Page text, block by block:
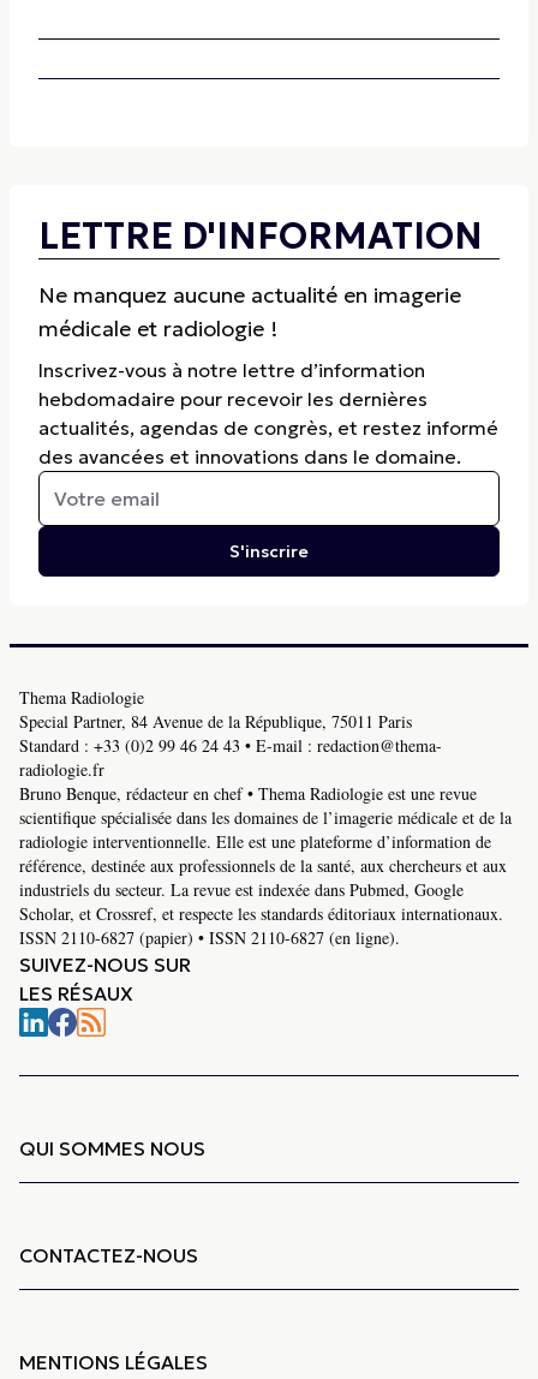
LETTRE D'INFORMATION
Ne manquez aucune actualité en imagerie
médicale et radiologie !
Inscrivez-vous à notre lettre d’information
hebdomadaire pour recevoir les dernières
actualités, agendas de congrès, et restez informé
des avancées et innovations dans le domaine.
S'inscrire
Thema Radiologie
Special Partner, 84 Avenue de la République, 75011 Paris
Standard : +33 (0)2 99 46 24 43 • E-mail : redaction@thema-
radiologie.fr
Bruno Benque, rédacteur en chef • Thema Radiologie est une revue
scientifique spécialisée dans les domaines de l’imagerie médicale et de la
radiologie interventionnelle. Elle est une plateforme d’information de
référence, destinée aux professionnels de la santé, aux chercheurs et aux
industriels du secteur. La revue est indexée dans Pubmed, Google
Scholar, et Crossref, et respecte les standards éditoriaux internationaux.
ISSN 2110-6827 (papier) • ISSN 2110-6827 (en ligne).
SUIVEZ-NOUS SUR
LES RÉSAUX
QUI SOMMES NOUS
CONTACTEZ-NOUS
MENTIONS LÉGALES